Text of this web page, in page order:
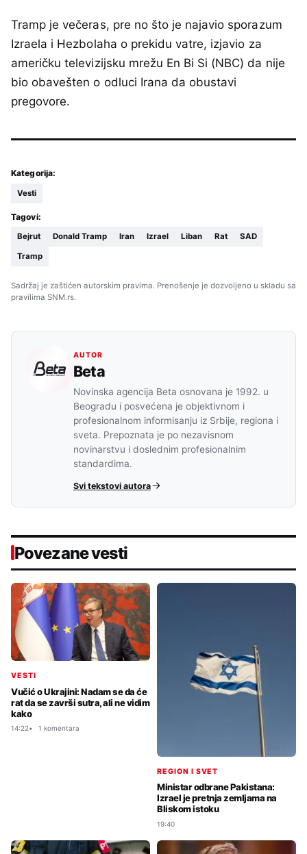
Tramp je večeras, pre no što je najavio sporazum
Izraela i Hezbolaha o prekidu vatre, izjavio za
američku televizijsku mrežu En Bi Si (NBC) da nije
bio obavešten o odluci Irana da obustavi
pregovore.
Kategorija:
Vesti
Tagovi:
Bejrut Donald Tramp Iran Izrael Liban Rat SAD
Tramp
Sadržaj je zaštićen autorskim pravima. Prenošenje je dozvoljeno u skladu sa
pravilima SNM.rs.
AUTOR
Beta
Novinska agencija Beta osnovana je 1992. u
Beogradu i posvećena je objektivnom i
profesionalnom informisanju iz Srbije, regiona i
sveta. Prepoznata je po nezavisnom
novinarstvu i doslednim profesionalnim
standardima.
Svi tekstovi autora
Povezane vesti
VESTI
Vučić o Ukrajini: Nadam se da će
rat da se završi sutra, ali ne vidim
kako
14:22 1 komentara
REGION I SVET
Ministar odbrane Pakistana:
Izrael je pretnja zemljama na
Bliskom istoku
19:40